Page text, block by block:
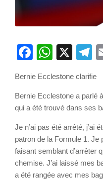
Facebook
X
Bernie Ecclestone clarifie
Bernie Ecclestone a parlé
qui a été trouvé dans ses
Je n’ai pas été arrêté, j’ai
patron de la Formule 1. Je
faisant semblant d’arrêter
chemise. J’ai laissé mes
a été rangée avec mes